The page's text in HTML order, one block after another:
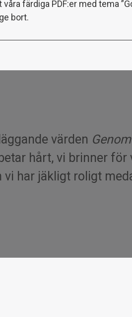
färdiga PDF:er med tema
bort.
värden
hårt, vi brinner
har jäkligt roligt